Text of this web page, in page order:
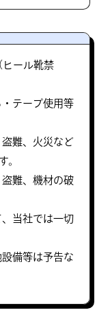
ヒール靴禁
テープ使用等
難、火災など
。
難、機材の破
当社では一切
備等は予告な